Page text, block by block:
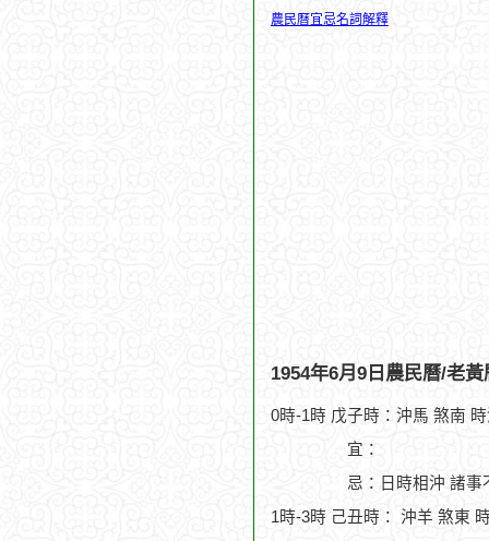
農民曆宜忌名詞解釋
1954年6月9日農民曆/老
0時-1時 戊子時：沖馬 煞南
宜：
忌：日時相沖 諸事
1時-3時 己丑時： 沖羊 煞東